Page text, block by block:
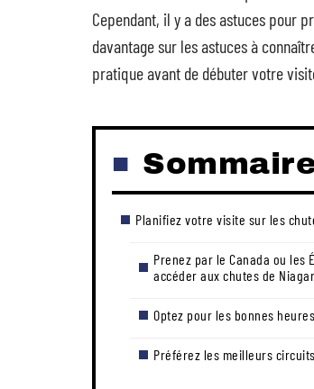
Cependant, il y a des astuces pour
davantage sur les astuces à
pratique avant de débuter votre
Planifiez votre visite sur les
Prenez par le Canada ou les
accéder aux chutes de
Optez pour les bonnes
Préférez les meilleurs